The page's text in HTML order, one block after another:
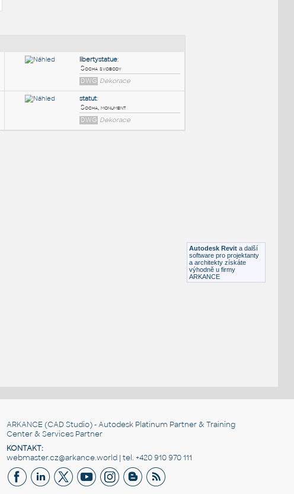
DWG Dekorace
Autodesk Revit a další
software pro projektanty
a architekty získáte
výhodně u firmy
ARKANCE
ARKANCE (CAD Studio) - Autodesk Platinum Partner & Training
Center & Services Partner
KONTAKT:
webmaster.cz@arkance.world | tel. +420 910 970 111